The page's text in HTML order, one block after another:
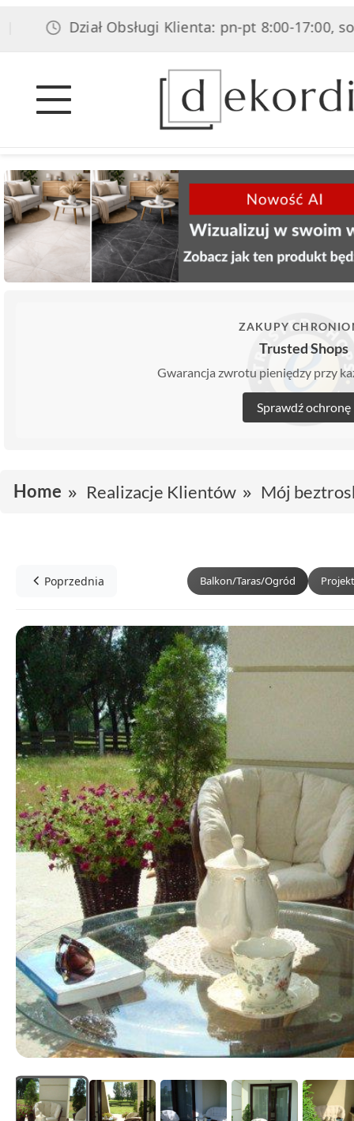
Dział Obsługi Klienta: pn-pt 8:00-17:00, sob
ZAKUPY
Trusted Shops
Gwarancja zwrotu pieniędzy przy
Sprawdź ochronę
Home Realizacje Klientów Mój
Poprzednia Balkon/Taras/Ogród